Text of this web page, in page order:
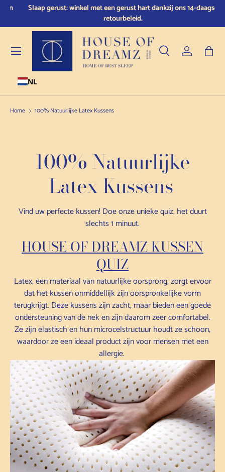
Slaap gerust: winkel met een gerust hart dankzij ons 14-daagse
retourbeleid.
NL
Zoeken
Producttype
ZoekenInloggen
Tas
Menu
Home 100% Natuurlijke Latex Kussens
100% Natuurlijke
Latex Kussens
Vind uw perfecte kussen! Doe onze unieke quiz, het duurt
slechts 1 minuut.
HOUSE OF DREAMZ KUSSEN
QUIZ
Latex, een materiaal van natuurlijke oorsprong, zorgt ervoor
dat het kussen onmiddellijk zijn oorspronkelijke vorm
terugkrijgt. Deze kussens zijn zacht, maar bieden een goede
ondersteuning van de nek en zijn daarom zeer comfortabel.
Ze zijn elastisch en hun microcelstructuur houdt ze schoon,
waardoor ze een ideaal product zijn voor mensen met een
allergie.